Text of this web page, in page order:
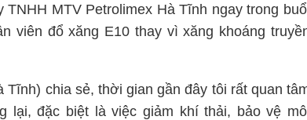
MTV Petrolimex Hà Tĩnh ngay trong
viên đổ xăng E10 thay vì xăng khoáng
chia sẻ, thời gian gần đây tôi rất quan
lại, đặc biệt là việc giảm khí thải, bảo vệ